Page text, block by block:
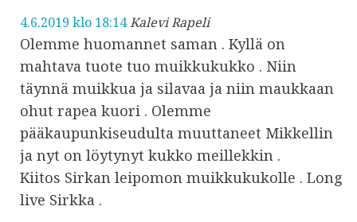
4.6.2019 klo 18:14Kalevi Rapeli
Olemme huomannet saman . Kyllä on
mahtava tuote tuo muikkukukko . Niin
täynnä muikkua ja silavaa ja niin maukkaan
ohut rapea kuori . Olemme
pääkaupunkiseudulta muuttaneet Mikkellin
ja nyt on löytynyt kukko meillekkin .
Kiitos Sirkan leipomon muikkukukolle . Long
live Sirkka .